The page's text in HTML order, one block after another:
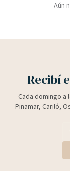
Aún
Recibí
Cada domingo a
Pinamar, Cariló,